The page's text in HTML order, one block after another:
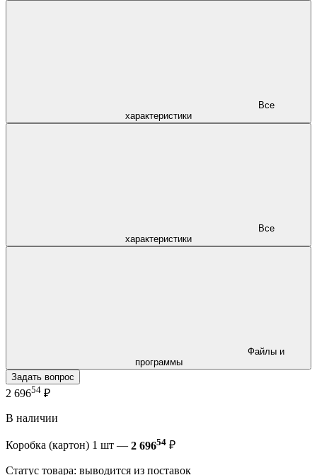
характеристики
характеристики
программы
Задать вопрос
2 69654 ₽
В наличии
Коробка (картон) 1 шт — 2 69654 ₽
Статус товара: выводится из поставок